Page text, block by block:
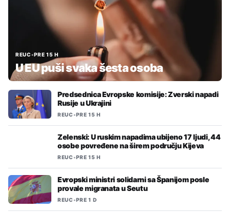
REUC•PRE 15 H
U EU puši svaka šesta osoba
Predsednica Evropske komisije: Zverski napadi
Rusije u Ukrajini
REUC•PRE 15 H
Zelenski: U ruskim napadima ubijeno 17 ljudi, 44
osobe povređene na širem području Kijeva
REUC•PRE 15 H
Evropski ministri solidarni sa Španijom posle
provale migranata u Seutu
REUC•PRE 1 D